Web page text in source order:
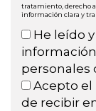
tratamiento, derecho a
información clara y
He leído
personales
Acepto el
de recibir